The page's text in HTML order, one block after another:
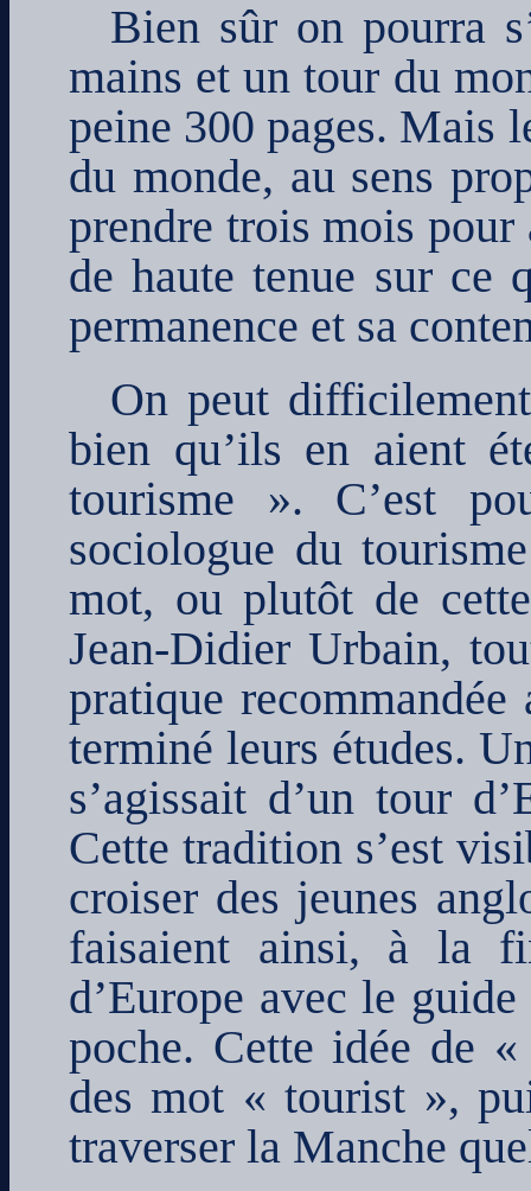
Bien sûr on pourra
mains et un tour du
peine 300 pages. Mais
du monde, au sens
prendre trois mois
de haute tenue sur ce
permanence et sa
On peut
bien qu’ils en aient
tourisme ». C’est
sociologue du
mot, ou plutôt de
Jean-Didier Urbain,
pratique
terminé leurs études.
s’agissait d’un tour
Cette tradition s’est
croiser des jeunes
faisaient ainsi, à la
d’Europe avec le
poche. Cette idée de
des mot « tourist »,
traverser la Manche